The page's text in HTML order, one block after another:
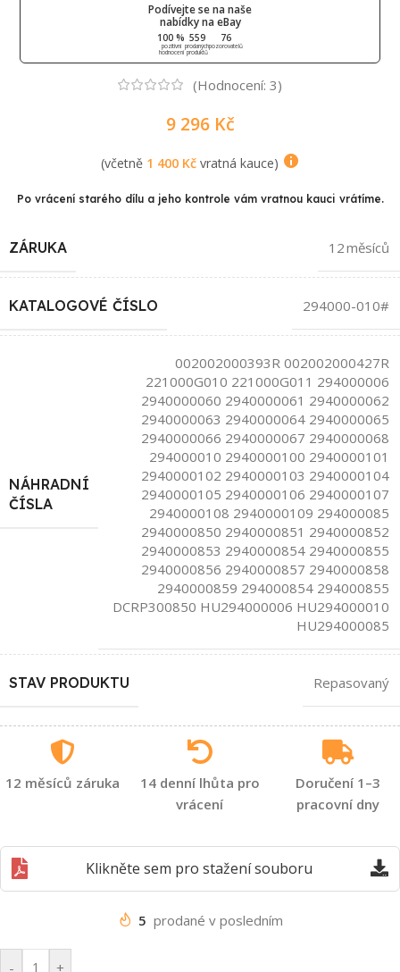
Podívejte se na naše
nabídky na eBay
100 %
pozitivní
hodnocení
559
prodaných
produktů
76
pozorovatelů
(Hodnocení: 3)
9 296 Kč
(včetně 1 400 Kčvratná kauce)
Po vrácení starého dílu a jeho kontrole vám vratnou kauci vrátíme.
ZÁRUKA 12 měsíců
KATALOGOVÉ ČÍSLO 294000-010#
NÁHRADNÍ
ČÍSLA
002002000393R 002002000427R
221000G010 221000G011 294000006
2940000060 2940000061 2940000062
2940000063 2940000064 2940000065
2940000066 2940000067 2940000068
294000010 2940000100 2940000101
2940000102 2940000103 2940000104
2940000105 2940000106 2940000107
2940000108 2940000109 294000085
2940000850 2940000851 2940000852
2940000853 2940000854 2940000855
2940000856 2940000857 2940000858
2940000859 294000854 294000855
DCRP300850 HU294000006 HU294000010
HU294000085
STAV PRODUKTU Repasovaný
12 měsíců záruka
14 denní lhůta pro
vrácení
Doručení 1–3
pracovní dny
Klikněte sem pro stažení souboru
5 prodané v posledním
- +